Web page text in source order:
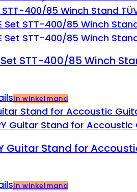
Set STT-400/85 Winch
In winkelmand
Guitar Stand for
In winkelmand